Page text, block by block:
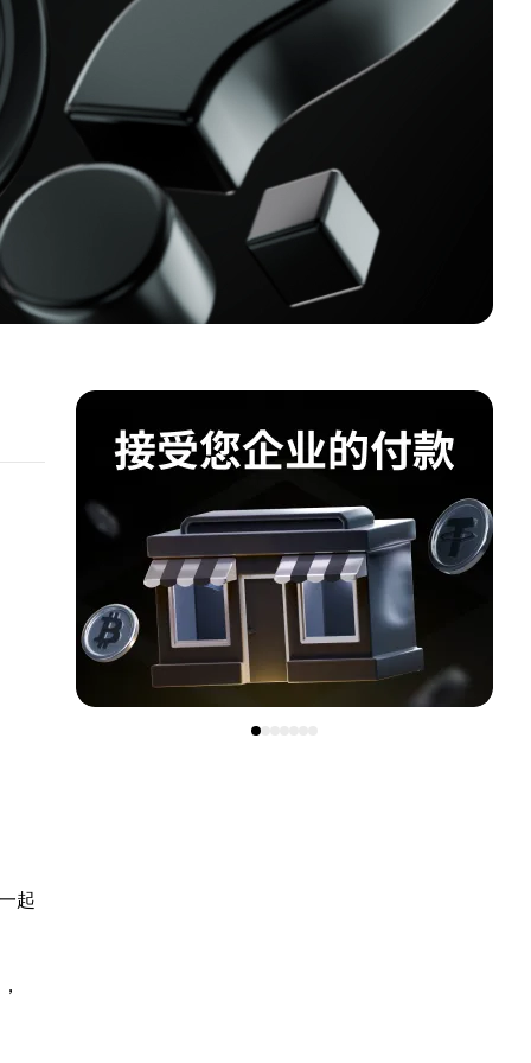
起